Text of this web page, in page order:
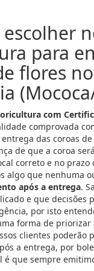
para
flores no
com
comprovada
das coroas
de que a coroa
correto e no prazo
algo que nenhuma
após a entrega.
e que decisões
por isto
forma de priorizar
clientes poderão
a entrega, por
é que sempre